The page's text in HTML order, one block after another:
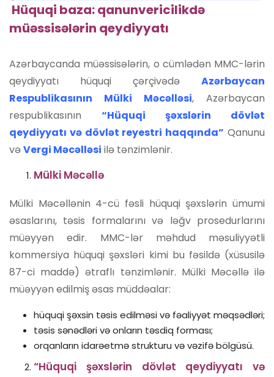
Hüquqi baza: qanunvericilikdə
müəssisələrin qeydiyyatı
Azərbaycanda müəssisələrin, o cümlədən MMC-lərin
qeydiyyatı hüquqi çərçivədə Azərbaycan
Respublikasının Mülki Məcəlləsi, Azərbaycan
respublikasının “Hüquqi şəxslərin dövlət
qeydiyyatı və dövlət reyestri haqqında” Qanunu
vəVergi Məcəlləsi ilə tənzimlənir.
Mülki Məcəllə
Mülki Məcəllənin 4-cü fəsli hüquqi şəxslərin ümumi
əsaslarını, təsis formalarını və ləğv prosedurlarını
müəyyən edir. MMC-lər məhdud məsuliyyətli
kommersiya hüquqi şəxsləri kimi bu fəsildə (xüsusilə
87-ci maddə) ətraflı tənzimlənir. Mülki Məcəllə ilə
müəyyən edilmiş əsas müddəalar:
hüquqi şəxsin təsis edilməsi və fəaliyyət məqsədləri;
təsis sənədləri və onların təsdiq forması;
orqanların idarəetmə strukturu və vəzifə bölgüsü.
“Hüquqi şəxslərin dövlət qeydiyyatı və